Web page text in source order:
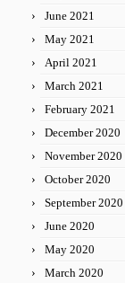
June 2021
May 2021
April 2021
March 2021
February 2021
December 2020
November 2020
October 2020
September 2020
June 2020
May 2020
March 2020